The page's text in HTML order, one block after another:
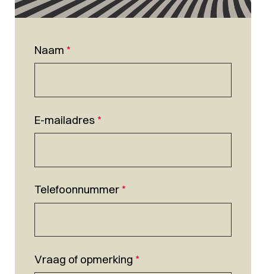
Naam *
E-mailadres *
Telefoonnummer*
Vraag of opmerking *